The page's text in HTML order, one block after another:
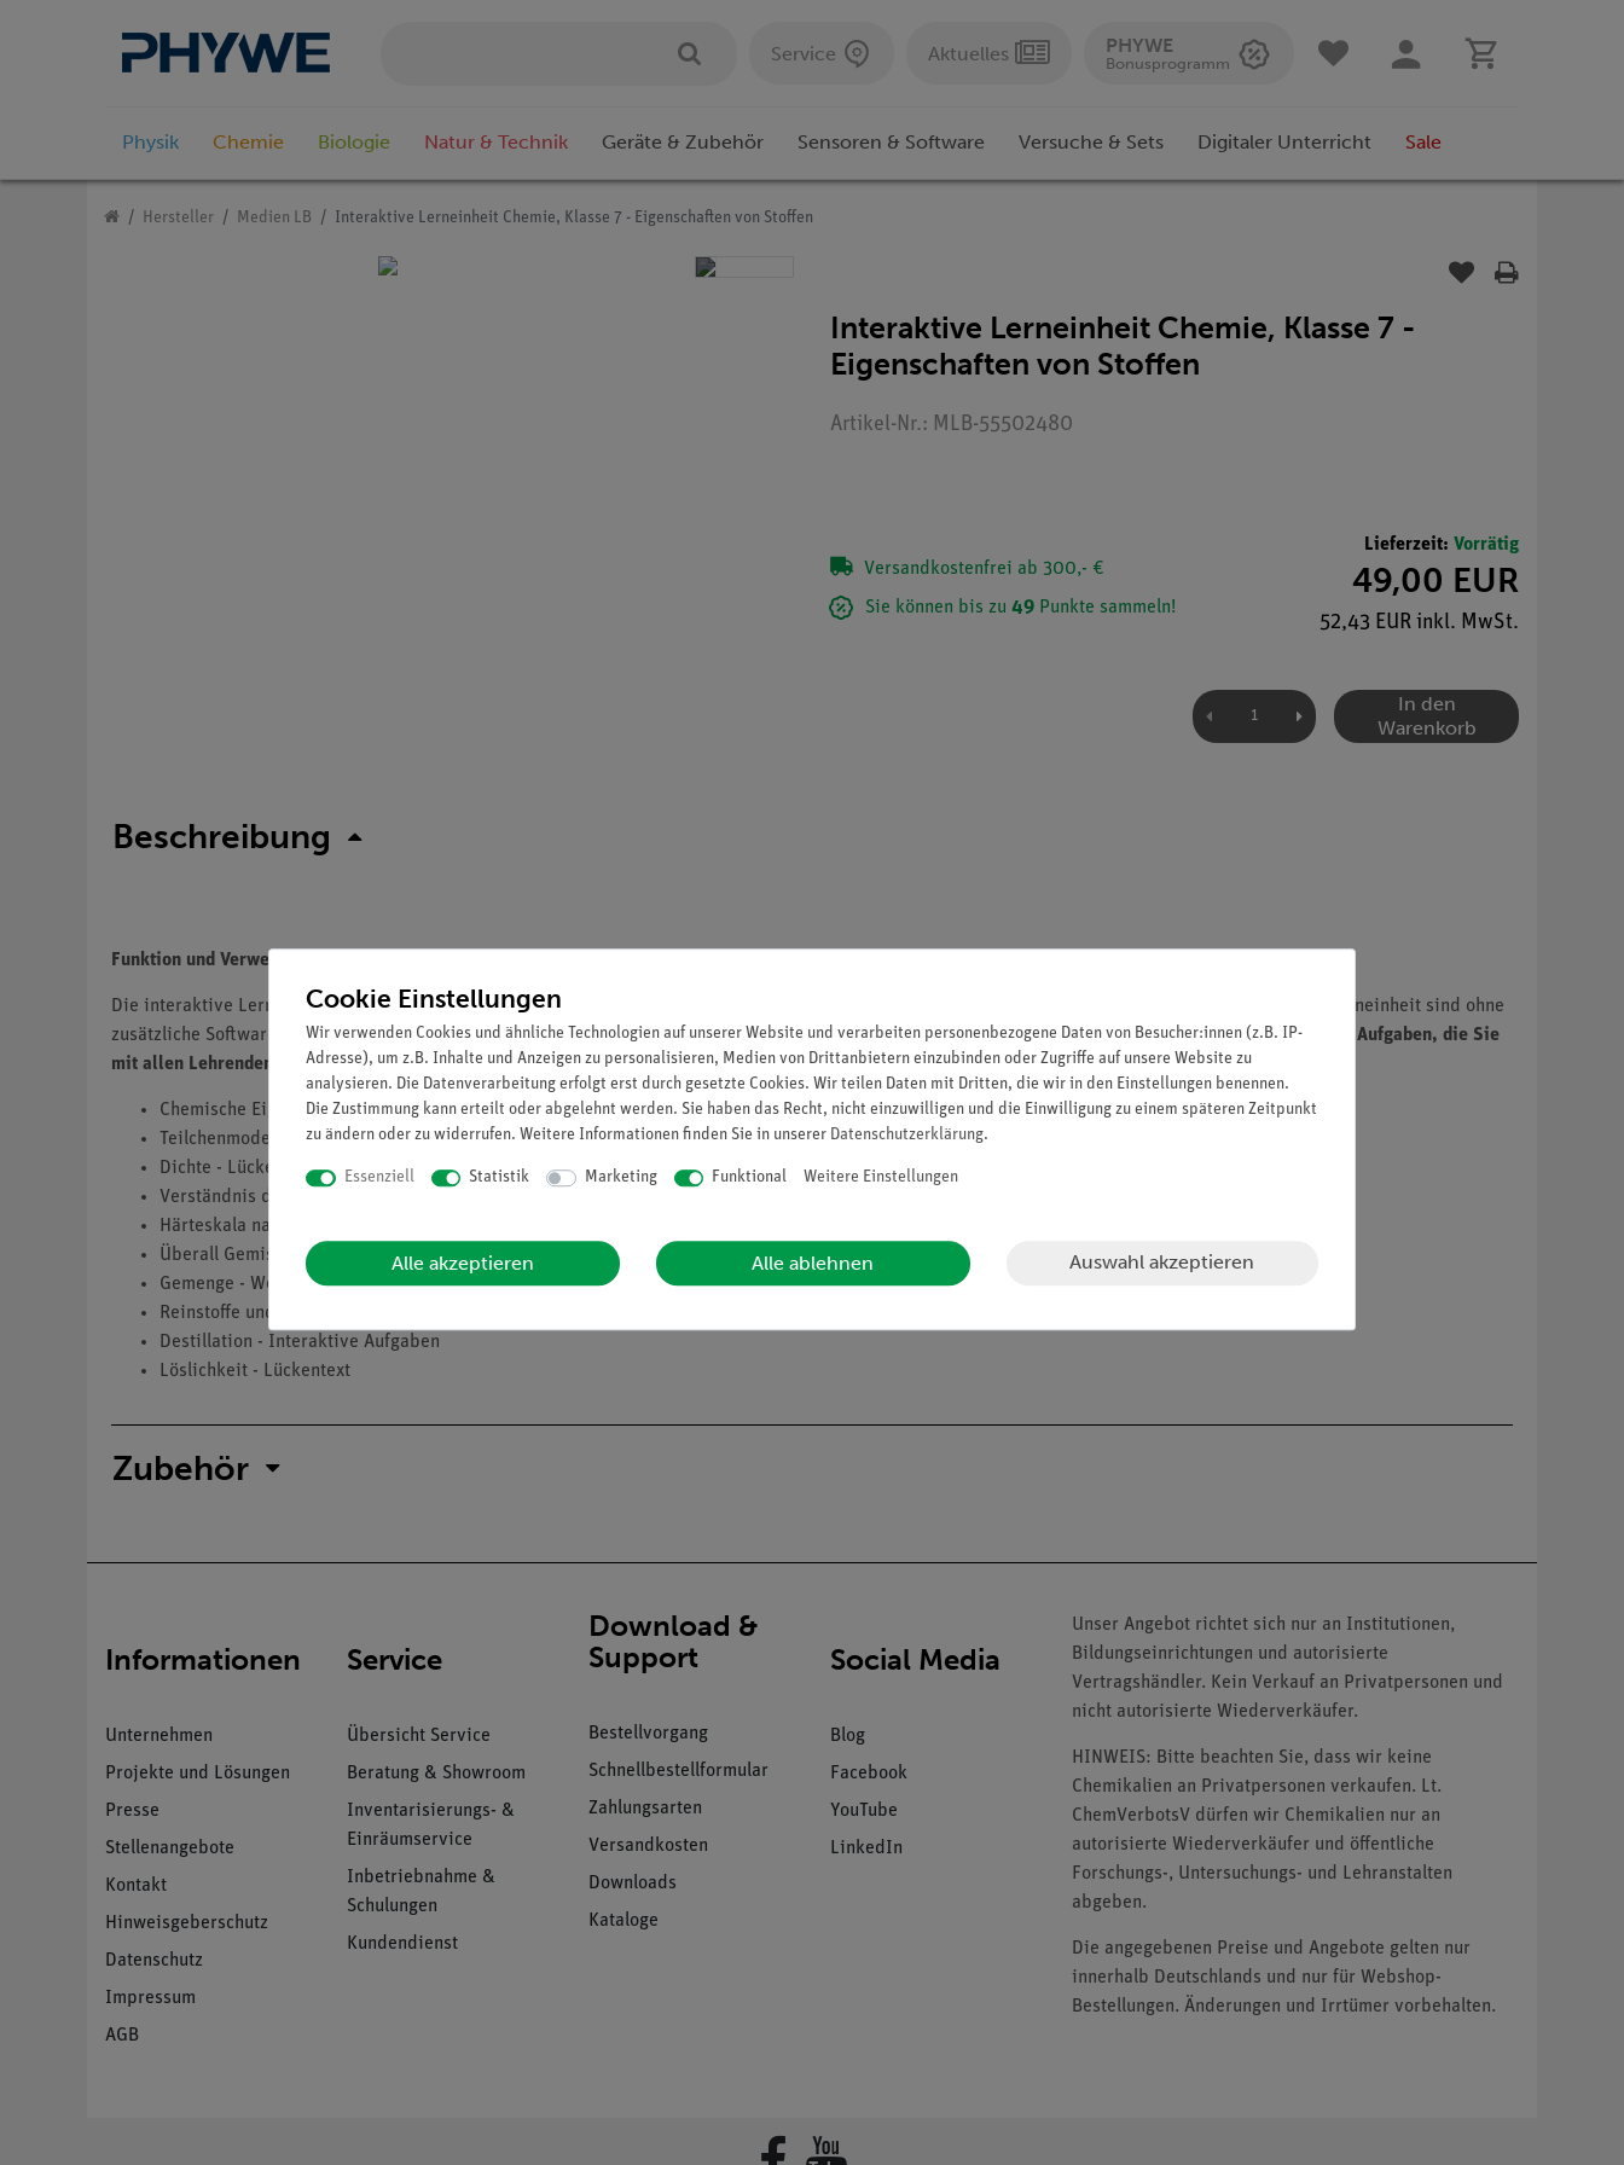
Service Aktuelles PHYWE
Bonusprogramm
Physik Chemie Biologie Natur & Technik Geräte & Zubehör Sensoren & Software Versuche & Sets Digitaler Unterricht Sale
Hersteller Medien LB Interaktive Lerneinheit Chemie, Klasse 7 - Eigenschaften von Stoffen
Interaktive Lerneinheit Chemie, Klasse 7 -
Eigenschaften von Stoffen
Artikel-Nr.: MLB-55502480
Versandkostenfrei ab 300,- €
Sie können bis zu 49 Punkte sammeln!
Lieferzeit: Vorrätig
49,00 EUR
52,43 EUR inkl. MwSt.
In den
Warenkorb
Beschreibung
Funktion und Verwendung
Die interaktive Lerneinheit Chemie 7 - Eigenschaften von Stoffen enthält 10 didaktisch aufbereitete Aufgaben und Videos. Die Inhalte dieser digitalen Lerneinheit sind ohne
zusätzliche Software verwendbar und mit allen internetfähigen Endgeräten einsetzbar.Sie erhalten einen Weblink und einen QR-Code zu den interaktiven Aufgaben, die Sie
mit allen Lehrenden und Lernenden an Ihrer Schule teilen können.
Chemische Eigenschaften - Interaktive Aufgabe
Teilchenmodell - Interaktive Aufgaben
Dichte - Lückentext
Verständnis durch Modelle - Interaktives Video
Härteskala nach Mohs - Interaktive Aufgabe
Überall Gemische - Interaktives Video
Gemenge - Wortgitter
Reinstoffe und Gemische - Bildzuordnung
Destillation - Interaktive Aufgaben
Löslichkeit - Lückentext
Zubehör
Informationen
Unternehmen
Projekte und Lösungen
Presse
Stellenangebote
Kontakt
Hinweisgeberschutz
Datenschutz
Impressum
AGB
Service
Übersicht Service
Beratung & Showroom
Inventarisierungs- &
Einräumservice
Inbetriebnahme &
Schulungen
Kundendienst
Download &
Support
Bestellvorgang
Schnellbestellformular
Zahlungsarten
Versandkosten
Downloads
Kataloge
Social Media
Blog
Facebook
YouTube
LinkedIn
Unser Angebot richtet sich nur an Institutionen,
Bildungseinrichtungen und autorisierte
Vertragshändler. Kein Verkauf an Privatpersonen und
nicht autorisierte Wiederverkäufer.
HINWEIS: Bitte beachten Sie, dass wir keine
Chemikalien an Privatpersonen verkaufen. Lt.
ChemVerbotsV dürfen wir Chemikalien nur an
autorisierte Wiederverkäufer und öffentliche
Forschungs-, Untersuchungs- und Lehranstalten
abgeben.
Die angegebenen Preise und Angebote gelten nur
innerhalb Deutschlands und nur für Webshop-
Bestellungen. Änderungen und Irrtümer vorbehalten.
Cookie Einstellungen
Wir verwenden Cookies und ähnliche Technologien auf unserer Website und verarbeiten personenbezogene Daten von Besucher:innen (z.B. IP-
Adresse), um z.B. Inhalte und Anzeigen zu personalisieren, Medien von Drittanbietern einzubinden oder Zugriffe auf unsere Website zu
analysieren. Die Datenverarbeitung erfolgt erst durch gesetzte Cookies. Wir teilen Daten mit Dritten, die wir in den Einstellungen benennen.
Die Zustimmung kann erteilt oder abgelehnt werden. Sie haben das Recht, nicht einzuwilligen und die Einwilligung zu einem späteren Zeitpunkt
zu ändern oder zu widerrufen. Weitere Informationen finden Sie in unserer Daten­schutz­erklärung.
Essenziell Statistik Marketing Funktional Weitere Einstellungen
Alle akzeptieren Alle ablehnen Auswahl akzeptieren